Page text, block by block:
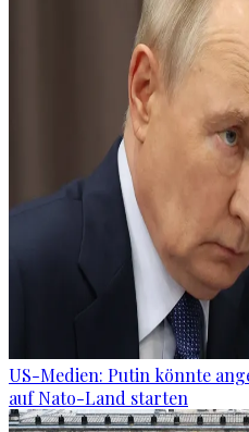
US-Medien: Putin könnte
auf Nato-Land starten